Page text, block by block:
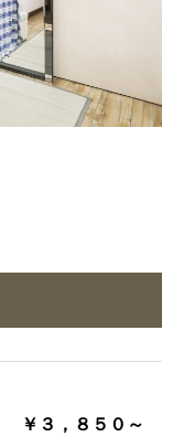
￥３，８５０～